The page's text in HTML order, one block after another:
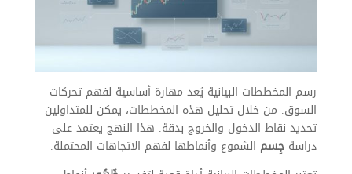
رسم المخططات البيانية يُعد مهارة أساسية لفهم تحركات
السوق. من خلال تحليل هذه المخططات، يمكن للمتداولين
تحديد نقاط الدخول والخروج بدقة. هذا النهج يعتمد على
دراسة جِسم الشموع وأنماطها لفهم الاتجاهات المحتملة.